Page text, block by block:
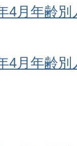
4月年齢
4月年齢